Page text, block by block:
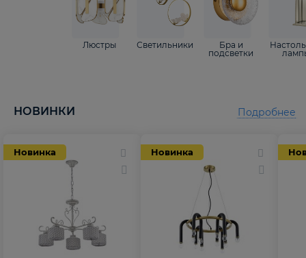
Люстры Светильники
Бра и
подсветки
НОВИНКИ
Новинка Новинка
Подробнее